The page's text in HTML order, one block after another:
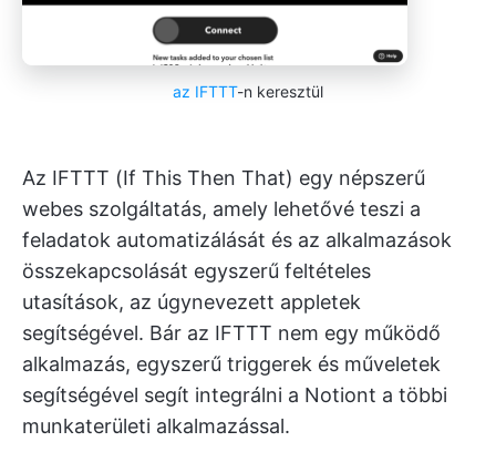
az IFTTT-n keresztül
Az IFTTT (If This Then That) egy népszerű
webes szolgáltatás, amely lehetővé teszi a
feladatok automatizálását és az alkalmazások
összekapcsolását egyszerű feltételes
utasítások, az úgynevezett appletek
segítségével. Bár az IFTTT nem egy működő
alkalmazás, egyszerű triggerek és műveletek
segítségével segít integrálni a Notiont a többi
munkaterületi alkalmazással.